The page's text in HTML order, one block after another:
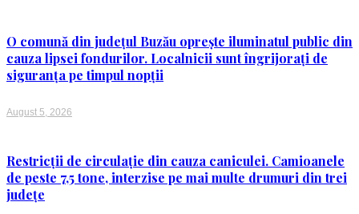
O comună din județul Buzău oprește iluminatul public din
cauza lipsei fondurilor. Localnicii sunt îngrijorați de
siguranța pe timpul nopții
August 5, 2026
Restricții de circulație din cauza caniculei. Camioanele
de peste 7,5 tone, interzise pe mai multe drumuri din trei
județe